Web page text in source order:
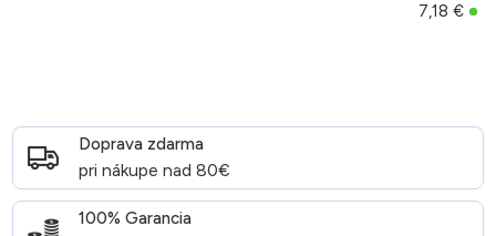
7,18 €
Doprava zdarma
pri nákupe nad 80€
100% Garancia